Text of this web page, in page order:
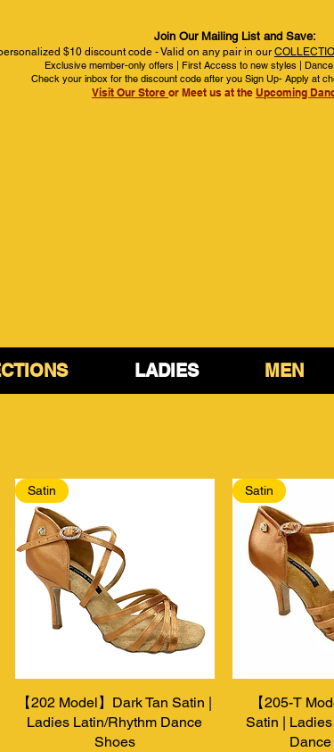
Join Our Mailing List and Save:
$10 discount code - Valid on any pair in our
Exclusive member-only offers | First Access to new styles |
Check your inbox for the discount code after you Sign Up- Apply at
Visit Our Store or Meet us at the Upcoming
LADIES MEN
Snel overzicht
Satin
【202 Model】Dark Tan Satin |
Ladies Latin/Rhythm Dance
Shoes
Snel
Satin
【205-T
Satin |